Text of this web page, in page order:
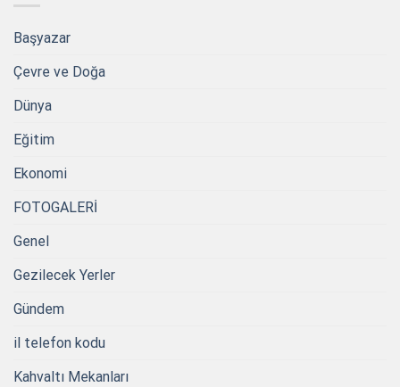
Başyazar
Çevre ve Doğa
Dünya
Eğitim
Ekonomi
FOTOGALERİ
Genel
Gezilecek Yerler
Gündem
il telefon kodu
Kahvaltı Mekanları